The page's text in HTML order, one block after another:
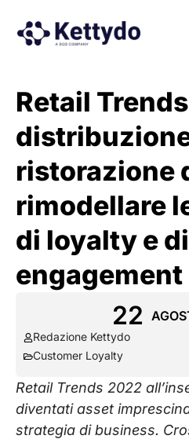
Retail
ristorazione
rimodellare
di loyalty e di
engagement
22
Redazione Kettydo
Customer Loyalty
Retail Trends 2022
diventati asset
strategia di business.